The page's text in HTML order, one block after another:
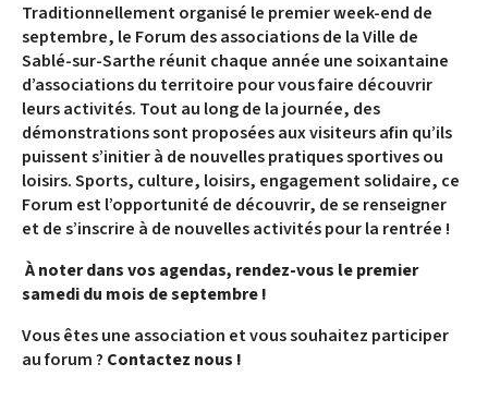
Traditionnellement organisé le premier week-end de
septembre, le Forum des associations de la Ville de
Sablé-sur-Sarthe réunit chaque année une soixantaine
d’associations du territoire pour vous faire découvrir
leurs activités. Tout au long de la journée, des
démonstrations sont proposées aux visiteurs afin qu’ils
puissent s’initier à de nouvelles pratiques sportives ou
loisirs. Sports, culture, loisirs, engagement solidaire, ce
Forum est l’opportunité de découvrir, de se renseigner
et de s’inscrire à de nouvelles activités pour la rentrée !
À noter dans vos agendas, rendez-vous le premier
samedi du mois de septembre !
Vous êtes une association et vous souhaitez participer
au forum ? Contactez nous !